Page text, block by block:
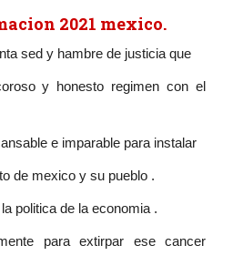
2021 mexico.
sed y hambre de justicia que
y honesto regimen con el
e imparable para instalar
de mexico y su pueblo .
politica de la economia .
para extirpar ese cancer